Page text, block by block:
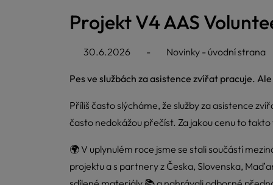
Projekt V4 AAS
30.6.2026 - Novinky - úvodní strana
Pes ve službách za asistence zvířat pracuje.
Příliš často slýcháme, že služby za asistence
často nedokážou přečíst. Za jakou cenu to
🌍 V uplynulém roce jsme se stali součástí
projektu a s partnery z Česka, Slovenska,